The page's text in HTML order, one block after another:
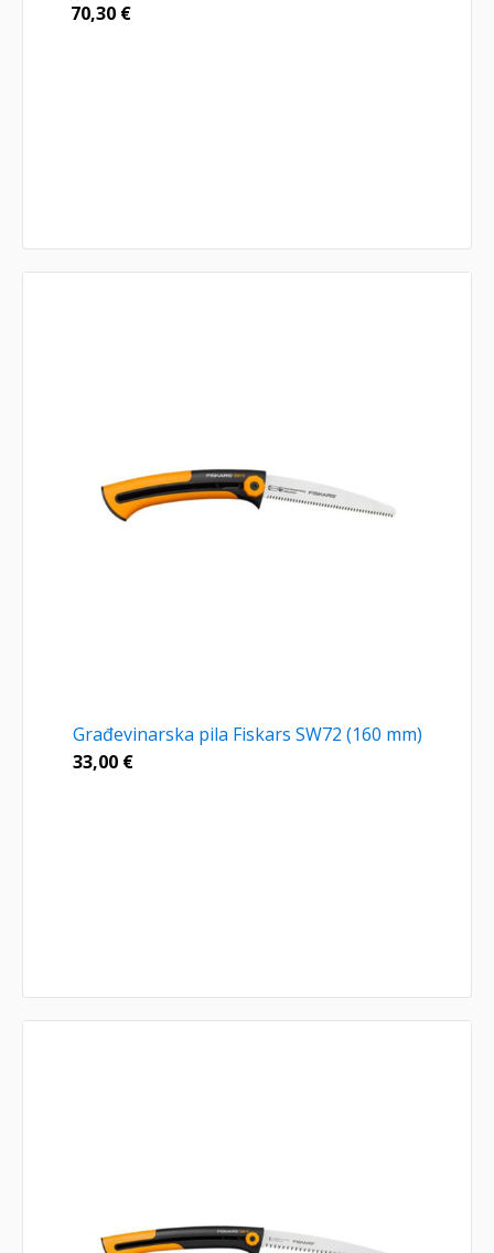
70,30 €
Građevinarska pila Fiskars SW72 (160 mm)
33,00 €